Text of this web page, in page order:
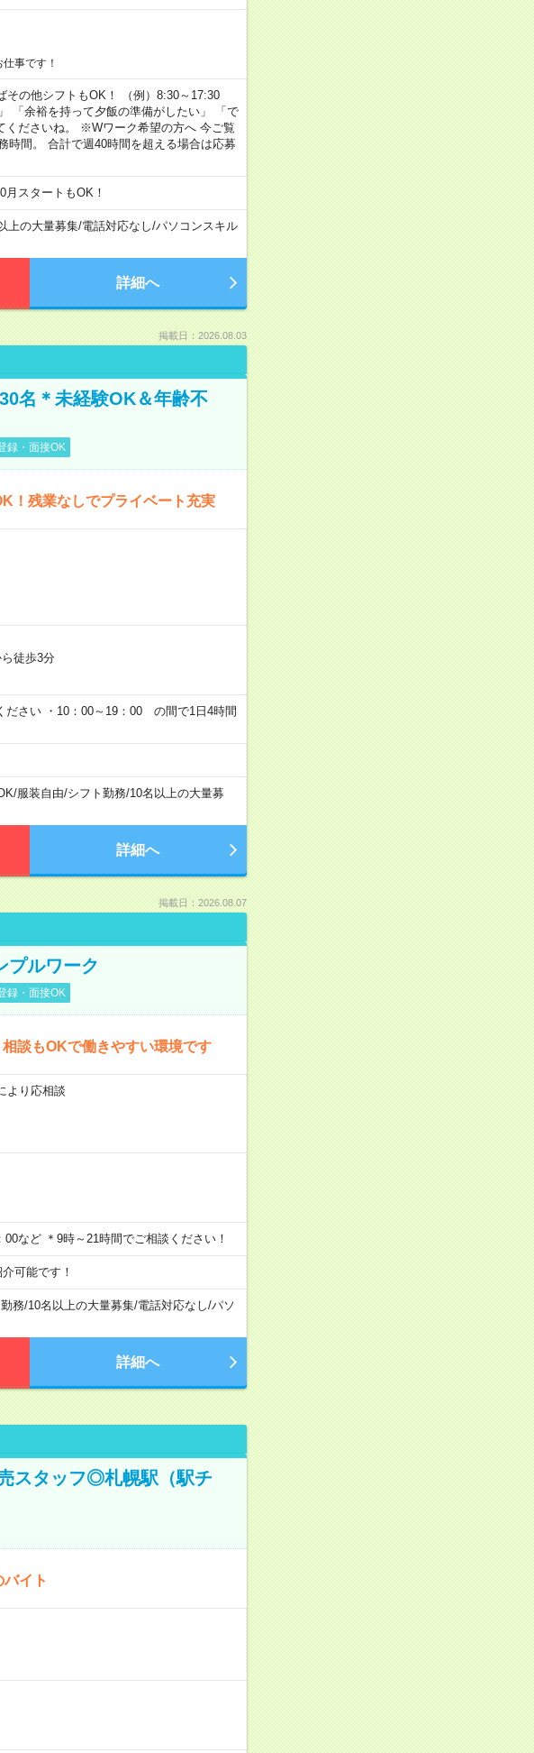
事です！
その他シフトもOK！ （例）8:30～17:30
余裕を持って夕飯の準備がしたい」 「で
くださいね。 ※Wワーク希望の方へ 今ご覧
時間。 合計で週40時間を超える場合は応募
スタートもOK！
上の大量募集/電話対応なし/パソコンスキル
詳細へ
掲載日：2026.08.03
名＊未経験OK＆年齢不
録・面接OK
！残業なしでプライベート充実
徒歩3分
ださい ・10：00～19：00 の間で1日4時間
/服装自由/シフト勤務/10名以上の大量募
詳細へ
掲載日：2026.08.07
プルワーク
録・面接OK
談もOKで働きやすい環境です
り応相談
など ＊9時～21時間でご相談ください！
可能です！
務/10名以上の大量募集/電話対応なし/パソ
詳細へ
スタッフ◎札幌駅（駅チ
イト